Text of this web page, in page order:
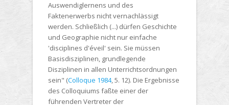
Auswendiglernens und des
Faktenerwerbs nicht vernachlässigt
werden. Schließlich (...) dürfen Geschichte
und Geographie nicht nur einfache
'disciplines d'éveil' sein. Sie müssen
Basisdisziplinen, grundlegende
Disziplinen in allen Unterrichtsordnungen
sein" (Colloque 1984, 5. 12). Die Ergebnisse
des Colloquiums faßte einer der
führenden Vertreter der